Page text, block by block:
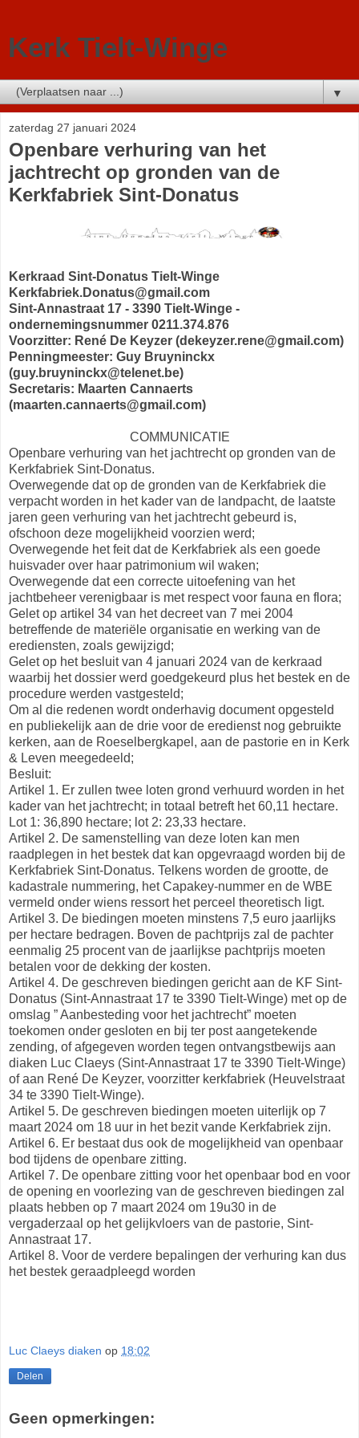
Kerk Tielt-Winge
▼
zaterdag 27 januari 2024
Openbare verhuring van het
jachtrecht op gronden van de
Kerkfabriek Sint-Donatus
Kerkraad Sint-Donatus Tielt-Winge
Kerkfabriek.Donatus@gmail.com
Sint-Annastraat 17 - 3390 Tielt-Winge -
ondernemingsnummer 0211.374.876
Voorzitter: René De Keyzer (dekeyzer.rene@gmail.com)
Penningmeester: Guy Bruyninckx
(guy.bruyninckx@telenet.be)
Secretaris: Maarten Cannaerts
(maarten.cannaerts@gmail.com)
COMMUNICATIE
Openbare verhuring van het jachtrecht op gronden van de
Kerkfabriek Sint-Donatus.
Overwegende dat op de gronden van de Kerkfabriek die
verpacht worden in het kader van de landpacht, de laatste
jaren geen verhuring van het jachtrecht gebeurd is,
ofschoon deze mogelijkheid voorzien werd;
Overwegende het feit dat de Kerkfabriek als een goede
huisvader over haar patrimonium wil waken;
Overwegende dat een correcte uitoefening van het
jachtbeheer verenigbaar is met respect voor fauna en flora;
Gelet op artikel 34 van het decreet van 7 mei 2004
betreffende de materiële organisatie en werking van de
erediensten, zoals gewijzigd;
Gelet op het besluit van 4 januari 2024 van de kerkraad
waarbij het dossier werd goedgekeurd plus het bestek en de
procedure werden vastgesteld;
Om al die redenen wordt onderhavig document opgesteld
en publiekelijk aan de drie voor de eredienst nog gebruikte
kerken, aan de Roeselbergkapel, aan de pastorie en in Kerk
& Leven meegedeeld;
Besluit:
Artikel 1. Er zullen twee loten grond verhuurd worden in het
kader van het jachtrecht; in totaal betreft het 60,11 hectare.
Lot 1: 36,890 hectare; lot 2: 23,33 hectare.
Artikel 2. De samenstelling van deze loten kan men
raadplegen in het bestek dat kan opgevraagd worden bij de
Kerkfabriek Sint-Donatus. Telkens worden de grootte, de
kadastrale nummering, het Capakey-nummer en de WBE
vermeld onder wiens ressort het perceel theoretisch ligt.
Artikel 3. De biedingen moeten minstens 7,5 euro jaarlijks
per hectare bedragen. Boven de pachtprijs zal de pachter
eenmalig 25 procent van de jaarlijkse pachtprijs moeten
betalen voor de dekking der kosten.
Artikel 4. De geschreven biedingen gericht aan de KF Sint-
Donatus (Sint-Annastraat 17 te 3390 Tielt-Winge) met op de
omslag ” Aanbesteding voor het jachtrecht” moeten
toekomen onder gesloten en bij ter post aangetekende
zending, of afgegeven worden tegen ontvangstbewijs aan
diaken Luc Claeys (Sint-Annastraat 17 te 3390 Tielt-Winge)
of aan René De Keyzer, voorzitter kerkfabriek (Heuvelstraat
34 te 3390 Tielt-Winge).
Artikel 5. De geschreven biedingen moeten uiterlijk op 7
maart 2024 om 18 uur in het bezit vande Kerkfabriek zijn.
Artikel 6. Er bestaat dus ook de mogelijkheid van openbaar
bod tijdens de openbare zitting.
Artikel 7. De openbare zitting voor het openbaar bod en voor
de opening en voorlezing van de geschreven biedingen zal
plaats hebben op 7 maart 2024 om 19u30 in de
vergaderzaal op het gelijkvloers van de pastorie, Sint-
Annastraat 17.
Artikel 8. Voor de verdere bepalingen der verhuring kan dus
het bestek geraadpleegd worden
Luc Claeys diaken op 18:02
Delen
Geen opmerkingen: